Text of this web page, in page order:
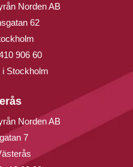
Norden AB
62
906 60
i Stockholm
Norden AB
7